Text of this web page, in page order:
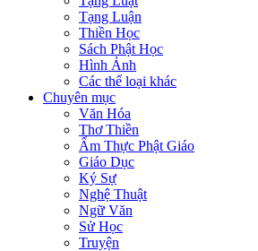
Tạng Luận
Thiền Học
Sách Phật Học
Hình Ảnh
Các thể loại khác
Chuyên mục
Văn Hóa
Thơ Thiền
Ẩm Thực Phật Giáo
Giáo Dục
Ký Sự
Nghệ Thuật
Ngữ Văn
Sử Học
Truyện